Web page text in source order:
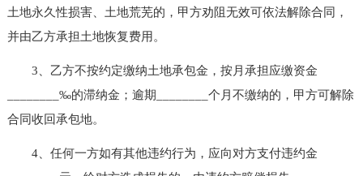
土地永久性损害、土地荒芜的，甲方劝阻无效可依法解除合同，
并由乙方承担土地恢复费用。
3、乙方不按约定缴纳土地承包金，按月承担应缴资金
________‰的滞纳金；逾期________个月不缴纳的，甲方可解除
合同收回承包地。
4、任何一方如有其他违约行为，应向对方支付违约金